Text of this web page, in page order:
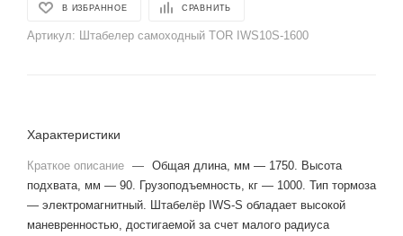
В ИЗБРАННОЕ СРАВНИТЬ
Артикул: Штабелер самоходный TOR IWS10S-1600
Характеристики
Краткое описание — Общая длина, мм — 1750. Высота
подхвата, мм — 90. Грузоподъемность, кг — 1000. Тип тормоза
— электромагнитный. Штабелёр IWS-S обладает высокой
маневренностью, достигаемой за счет малого радиуса